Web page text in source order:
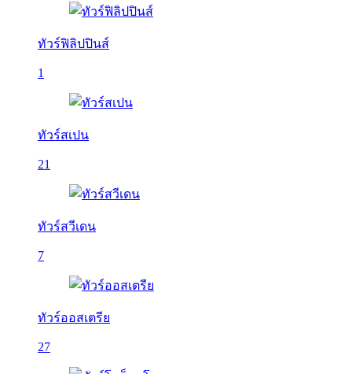
ทัวร์ฟิลิปปินส์
1
ทัวร์สเปน
21
ทัวร์สวีเดน
7
ทัวร์ออสเตรีย
27